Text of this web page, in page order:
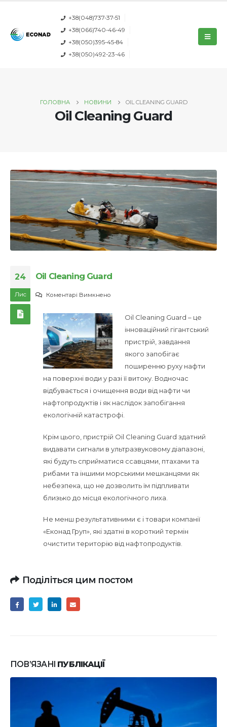
+38(048)737-37-51
+38(066)740-46-49
+38(050)395-45-84
+38(050)492-23-46
ГОЛОВНА НОВИНИ OIL CLEANING GUARD
Oil Cleaning Guard
24
Лис
Oil Cleaning Guard
Коментарі Вимкненодо
Cleaning
Guard
Oil Cleaning Guard – це
інноваційний гігантський
пристрій, завдання
якого запобігає
поширенню руху нафти
на поверхні води у разі її витоку. Водночас
відбувається і очищення води від нафти чи
нафтопродуктів і як наслідок запобігання
екологічній катастрофі.
Крім цього, пристрій Oil Cleaning Guard здатний
видавати сигнали в ультразвуковому діапазоні,
які будуть сприйматися ссавцями, птахами та
рибами та іншими морськими мешканцями як
небезпека, що не дозволить їм підпливати
близько до місця екологічного лиха.
Не менш результативними є і товари компанії
«Еконад Груп», які здатні в короткий термін
очистити територію від нафтопродуктів.
Поділіться цим постом
ПОВ’ЯЗАНІ ПУБЛІКАЦІЇ